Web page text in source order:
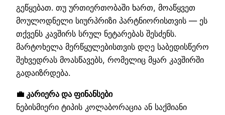
გეწყებათ. თუ ურთიერთობაში ხართ, მოაწყვეთ
მოულოდნელი სიურპრიზი პარტნიორისთვის — ეს
თქვენს კავშირს სრულ ნეტარებას შესძენს.
მარტოხელა მერწყულებისთვის დღე საბედისწერო
შეხვედრას მოასწავებს, რომელიც მყარ კავშირში
გადაიზრდება.
💼 კარიერა და ფინანსები
ნებისმიერი ტიპის კოლაბორაცია ან საქმიანი